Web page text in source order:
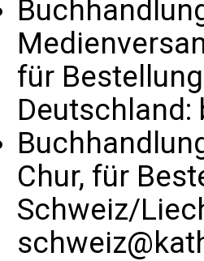
für
Deutschland:
Chur, für
Schweiz/